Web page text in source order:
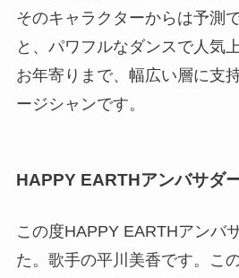
そのキャラクターからは予測
と、パワフルなダンスで人気
お年寄りまで、幅広い層に支
ージシャンです。
HAPPY EARTHアンバサダ
この度HAPPY EARTHアンバ
た。歌手の平川美香です。こ